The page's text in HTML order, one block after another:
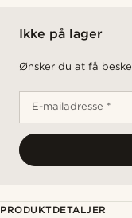
Ikke på lager
Ønsker du at få
E-mailadresse *
PRODUKTDETALJER